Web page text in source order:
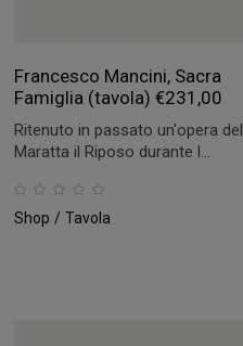
Francesco Mancini, Sacra
Famiglia (tavola) €231,00
Ritenuto in passato un'opera del
Maratta il Riposo durante l...
Shop Tavola